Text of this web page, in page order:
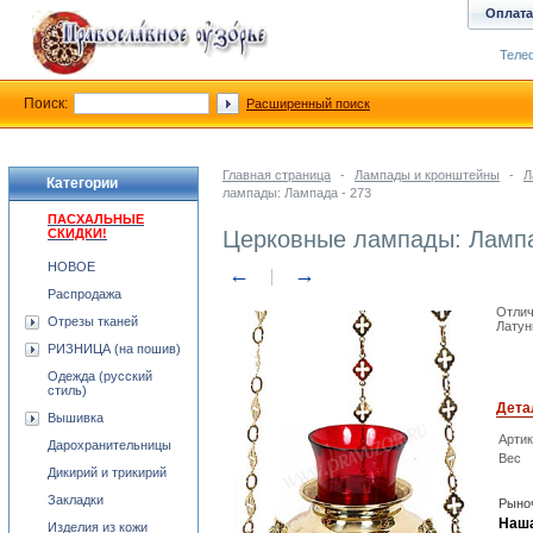
Главная страница - Лампады и кронштейны -
лампады: Лампада - 273
Церковные лампады:
← →
Вес
Категории
ПАСХАЛЬНЫЕ
СКИДКИ!
НОВОЕ
Распродажа
Отрезы тканей
РИЗНИЦА (на пошив)
Одежда (русский
стиль)
Вышивка
Дарохранительницы
Дикирий и трикирий
Закладки
Изделия из кожи
Оплата
Поиск: Расширенный поиск